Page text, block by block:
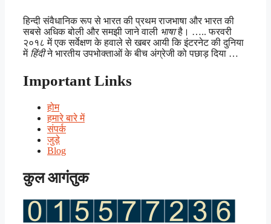
हिन्दी संवैधानिक रूप से भारत की प्रथम राजभाषा और भारत की
सबसे अधिक बोली और समझी जाने वाली भाषाहै। ….. फरवरी
२०१८ में एक सर्वेक्षण के हवाले से खबर आयी कि इंटरनेट की दुनिया
में हिंदीने भारतीय उपभोक्ताओं के बीच अंग्रेजी को पछाड़ दिया …
Important Links
होम
हमारे बारे में
संपर्क
जुड़े
Blog
कुल आगंतुक